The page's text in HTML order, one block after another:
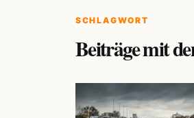
SCHLAGWORT
Beiträge mit